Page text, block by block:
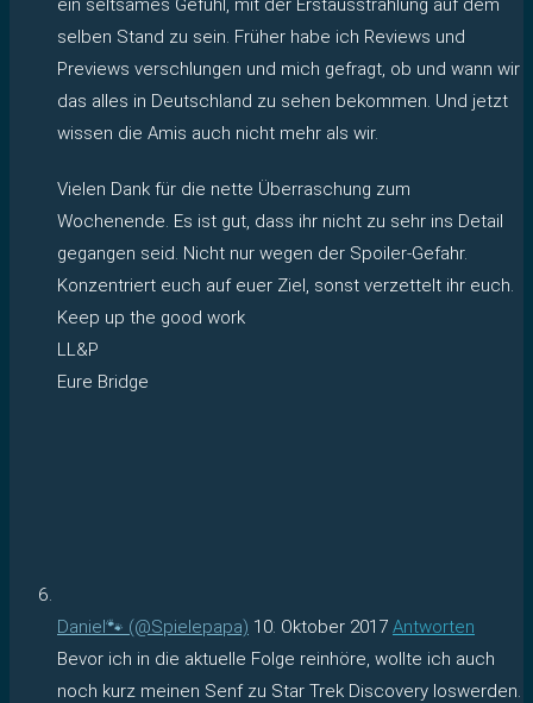
ein seltsames Gefühl, mit der Erstausstrahlung auf dem
selben Stand zu sein. Früher habe ich Reviews und
Previews verschlungen und mich gefragt, ob und wann wir
das alles in Deutschland zu sehen bekommen. Und jetzt
wissen die Amis auch nicht mehr als wir.
Vielen Dank für die nette Überraschung zum
Wochenende. Es ist gut, dass ihr nicht zu sehr ins Detail
gegangen seid. Nicht nur wegen der Spoiler-Gefahr.
Konzentriert euch auf euer Ziel, sonst verzettelt ihr euch.
Keep up the good work
LL&P
Eure Bridge
Daniel🐾 (@Spielepapa) 10. Oktober 2017 Antworten
Bevor ich in die aktuelle Folge reinhöre, wollte ich auch
noch kurz meinen Senf zu Star Trek Discovery loswerden.